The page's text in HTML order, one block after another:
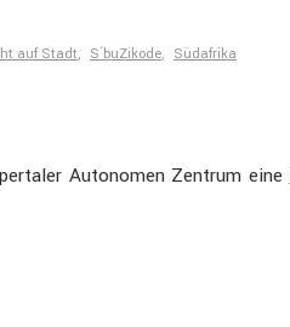
auf Stadt, S´buZikode, Südafrika
Autonomen Zentrum eine